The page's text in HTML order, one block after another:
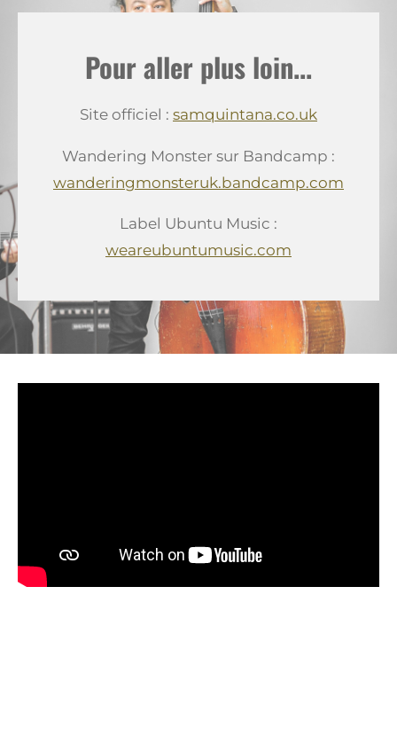
Pour aller plus loin...
Site officiel : samquintana.co.uk
Wandering Monster sur Bandcamp :
wanderingmonsteruk.bandcamp.com
Label Ubuntu Music :
weareubuntumusic.com